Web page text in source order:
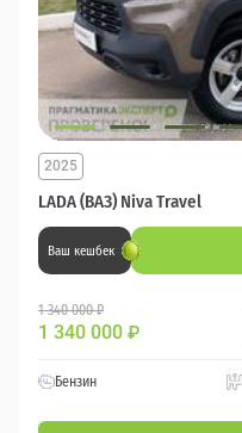
LADA (ВАЗ) Niva Travel
2025
Ваш кешбек
1 340 000 ₽
1 340 000 ₽
Бензин